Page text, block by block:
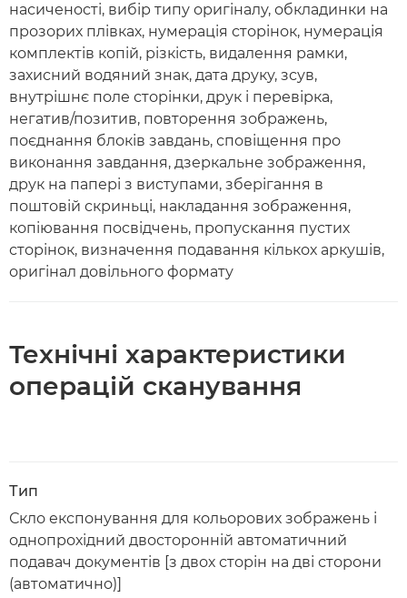
насиченості, вибір типу оригіналу, обкладинки на
прозорих плівках, нумерація сторінок, нумерація
комплектів копій, різкість, видалення рамки,
захисний водяний знак, дата друку, зсув,
внутрішнє поле сторінки, друк і перевірка,
негатив/позитив, повторення зображень,
поєднання блоків завдань, сповіщення про
виконання завдання, дзеркальне зображення,
друк на папері з виступами, зберігання в
поштовій скриньці, накладання зображення,
копіювання посвідчень, пропускання пустих
сторінок, визначення подавання кількох аркушів,
оригінал довільного формату
Технічні характеристики
операцій сканування
Тип
Скло експонування для кольорових зображень і
однопрохідний двосторонній автоматичний
подавач документів [з двох сторін на дві сторони
(автоматично)]